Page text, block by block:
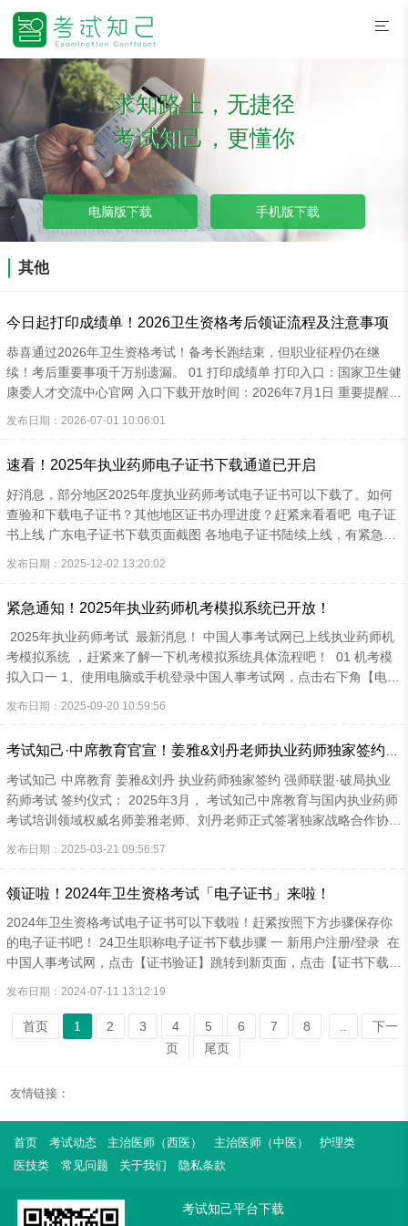
求知路上，无捷径
考试知己，更懂你
电脑版下载 手机版下载
其他
今日起打印成绩单！2026卫生资格考后领证流程及注意事项
恭喜通过2026年卫生资格考试！备考长跑结束，但职业征程仍在继
续！考后重要事项千万别遗漏。 01 打印成绩单 打印入口：国家卫生健
康委人才交流中心官网 入口下载开放时间：2026年7月1日 重要提醒：
成绩单=领证通行证！必须打印并妥善保存，逾期不补，未通过考生也
聘用时 ·考过单科的考生：27年补考剩余科目，作为历史考生的现场审
核重要材料 ·未过的考生：下次报考时，作为历史考生的现场审核重要
材料 02 下载电子证书+领取纸质证书 电子证书：成绩公布...
发布日期：2026-07-01 10:06:01
速看！2025年执业药师电子证书下载通道已开启
好消息，部分地区2025年度执业药师考试电子证书可以下载了。如何
查验和下载电子证书？其他地区证书办理进度？赶紧来看看吧 电子证
书上线 广东电子证书下载页面截图 各地电子证书陆续上线，有紧急需
【电子证书下载】栏目 02 选择证书下载并完成账号登录 完成上述操作
后跳转到以下页面，选择持证人查询下载，登录“全国专业技术人员职
业资格证书查询验证系统（证书下载）” 02...
发布日期：2025-12-02 13:20:02
紧急通知！2025年执业药师机考模拟系统已开放！
2025年执业药师考试 最新消息！ 中国人事考试网已上线执业药师机
考模拟系统 ，赶紧来了解一下机考模拟系统具体流程吧！ 01 机考模
拟入口一 1、使用电脑或手机登录中国人事考试网，点击右下角【电子
化考试服务专区】 2、进入电子化考试服务专区，再选择执业药师考试
进行模拟考试！ 打开考试知己APP——题库——模拟考试——选择科
目——人机对话考试提前在机考模拟系统练习做题，到考场轻松拿捏考
试！
发布日期：2025-09-20 10:59:56
考试知己 中席教育 姜雅&刘丹 执业药师独家签约 强师联盟·破局执业
药师考试 签约仪式： 2025年3月， 考试知己中席教育与国内执业药师
考试培训领域权威名师姜雅老师、刘丹老师正式签署独家战略合作协
级培训师，清华大学北京协和医学院博士，任职于北京985、211大
学，担任研究员和硕士研究生导师，专注于药物及相关专业的研究和培
训十余年。主讲执业药师中药学和西药学专业知识一、药师职...
发布日期：2025-03-21 09:56:57
领证啦！2024年卫生资格考试「电子证书」来啦！
2024年卫生资格考试电子证书可以下载啦！赶紧按照下方步骤保存你
的电子证书吧！ 24卫生职称电子证书下载步骤 一 新用户注册/登录 在
中国人事考试网，点击【证书验证】跳转到新页面，点击【证书下载】
到登录界面，输入账号密码，电脑登录： 二 查询证书信息 阅读《服务
已开通证书查询的考试中，当前用户所获取的证书信息。 证书状态
为：有效 三 下载证书 点击图片中绿色[下载]按钮，按照系统提示，下
载卫生专业技术资格证书PDF电子版，用于本地保存、打印。24卫生
发布日期：2024-07-11 13:12:19
首页 1 2 3 4 5 6 7 8
下一
页
尾页
友情链接：
首页 考试动态 主治医师（西医） 主治医师（中医）
护理类
医技类
常见问题 关于我们 隐私条款
考试知己平台下载